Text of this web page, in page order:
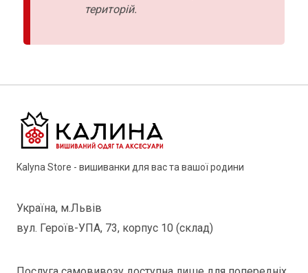
територій.
Kalyna Store - вишиванки для вас та вашої родини
Україна, м.Львів
вул. Героїв-УПА, 73, корпус 10 (склад)